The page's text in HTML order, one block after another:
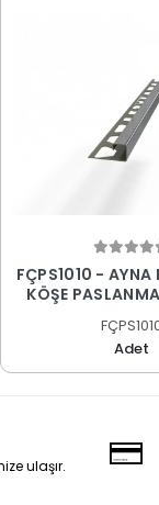
FÇPS1010 - AYNA
KÖŞE
Adet
ulaşır.